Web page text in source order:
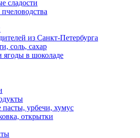
сладости
из Санкт-Петербурга
соль, сахар
в шоколаде
урбечи, хумус
открытки